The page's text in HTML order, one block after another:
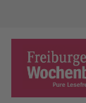
content